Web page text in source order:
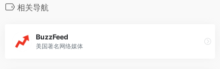
相关导航
BuzzFeed
美国著名网络媒体